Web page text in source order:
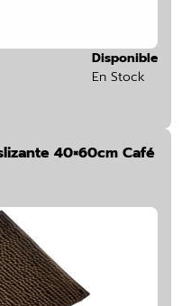
Disponible
En Stock
40×60cm Café